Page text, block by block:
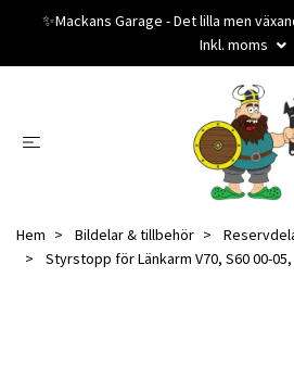
✨️Mackans Garage - Det lilla men
Inkl. moms
Hem Bildelar & tillbehör
Styrstopp för Länkarm V70, S60 00-05,